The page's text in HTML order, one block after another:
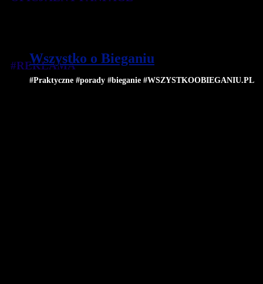
Wszystko o Bieganiu
#Praktyczne #porady #bieganie #WSZYSTKOOBIEGANIU.PL
#REKLAMA